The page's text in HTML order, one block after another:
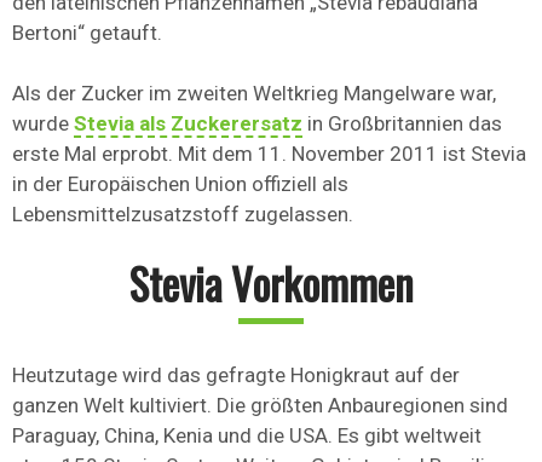
Bertoni“ getauft.
Als der Zucker im zweiten Weltkrieg Mangelware war,
wurde Stevia als Zuckerersatz in Großbritannien das
erste Mal erprobt. Mit dem 11. November 2011 ist Stevia
in der Europäischen Union offiziell als
Lebensmittelzusatzstoff zugelassen.
Stevia Vorkommen
Heutzutage wird das gefragte Honigkraut auf der
ganzen Welt kultiviert. Die größten Anbauregionen sind
Paraguay, China, Kenia und die USA. Es gibt weltweit